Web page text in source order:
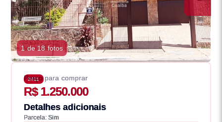
1 de 18 fotos
2411
Preço para comprar
R$ 1.250.000
Detalhes adicionais
Parcela: Sim